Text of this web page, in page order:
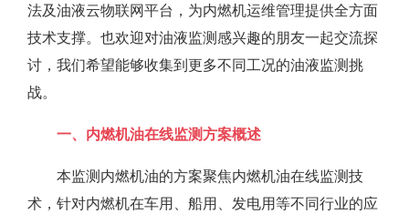
法及油液云物联网平台，为内燃机运维管理提供全方面
技术支撑。也欢迎对油液监测感兴趣的朋友一起交流探
讨，我们希望能够收集到更多不同工况的油液监测挑
战。
一、内燃机油在线监测方案概述
本监测内燃机油的方案聚焦内燃机油在线监测技
术，针对内燃机在车用、船用、发电用等不同行业的应